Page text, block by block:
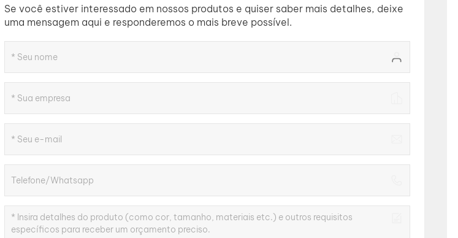
日本語
بالعربية
中文
Se você estiver interessado em nossos produtos e quiser saber mais detalhes, deixe
uma mensagem aqui e responderemos o mais breve possível.